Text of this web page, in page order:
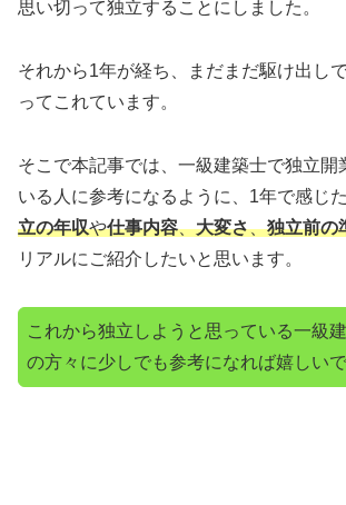
思い切って独立することにしました。
それから1年が経ち、まだまだ駆け出し
ってこれています。
そこで本記事では、一級建築士で独立開
いる人に参考になるように、1年で感じた
立の年収や仕事内容、大変さ、独立前の
リアルにご紹介したいと思います。
これから独立しようと思っている一級
の方々に少しでも参考になれば嬉しいで